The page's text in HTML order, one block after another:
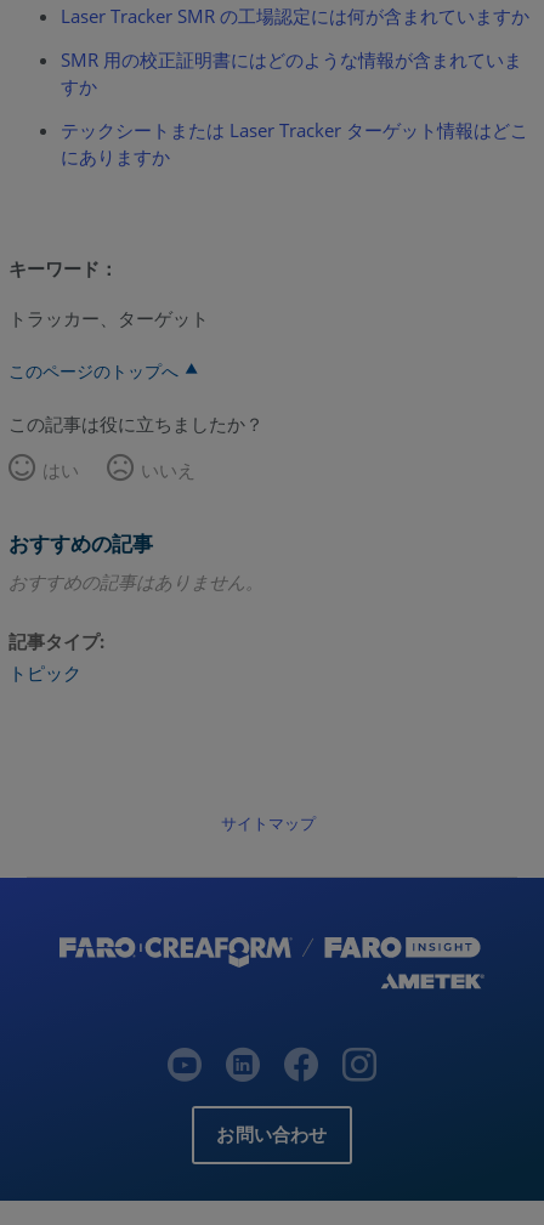
Laser Tracker SMR の工場認定には何が含まれていますか
SMR 用の校正証明書にはどのような情報が含まれていま
すか
テックシートまたは Laser Tracker ターゲット情報はどこ
にありますか
キーワード：
トラッカー、ターゲット
このページのトップへ
この記事は役に立ちましたか？
はい
いいえ
おすすめの記事
おすすめの記事はありません。
記事タイプ
トピック
サイトマップ
お問い合わせ